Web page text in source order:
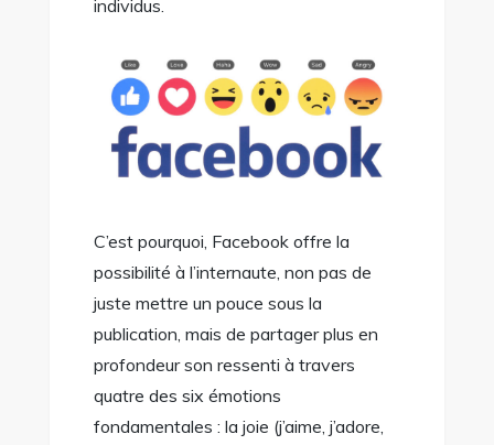
individus.
C’est pourquoi, Facebook offre la
possibilité à l’internaute, non pas de
juste mettre un pouce sous la
publication, mais de partager plus en
profondeur son ressenti à travers
quatre des six émotions
fondamentales : la joie (j’aime, j’adore,